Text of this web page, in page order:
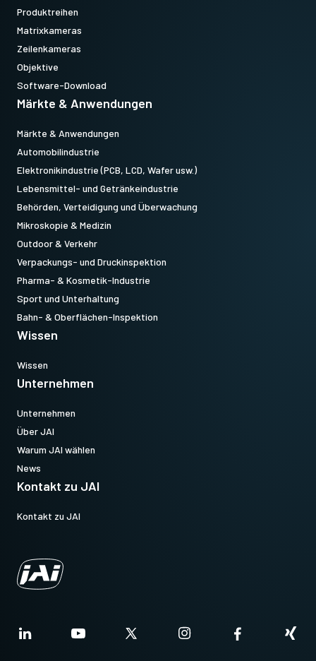
Produktreihen
Matrixkameras
Zeilenkameras
Objektive
Software-Download
Märkte & Anwendungen
Märkte & Anwendungen
Automobilindustrie
Elektronikindustrie (PCB, LCD, Wafer usw.)
Lebensmittel- und Getränkeindustrie
Behörden, Verteidigung und Überwachung
Mikroskopie & Medizin
Outdoor & Verkehr
Verpackungs- und Druckinspektion
Pharma- & Kosmetik-Industrie
Sport und Unterhaltung
Bahn- & Oberflächen-Inspektion
Wissen
Wissen
Unternehmen
Unternehmen
Über JAI
Warum JAI wählen
News
Kontakt zu JAI
Kontakt zu JAI